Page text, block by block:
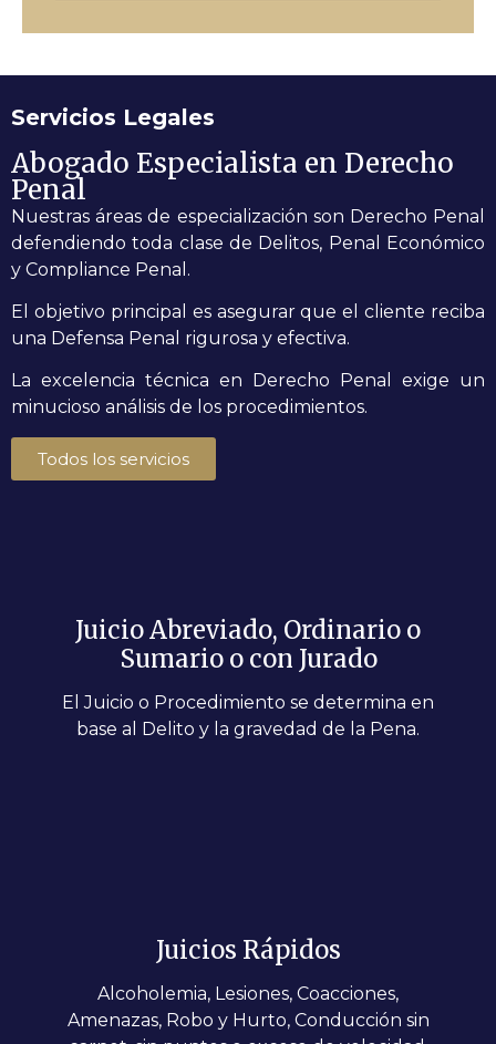
Servicios Legales
Abogado Especialista en Derecho
Penal
Nuestras áreas de especialización son Derecho Penal
defendiendo toda clase de Delitos, Penal Económico
y Compliance Penal.
El objetivo principal es asegurar que el cliente reciba
una Defensa Penal rigurosa y efectiva.
La excelencia técnica en Derecho Penal exige un
minucioso análisis de los procedimientos.
Todos los servicios
Juicio Abreviado, Ordinario o
Sumario o con Jurado
El Juicio o Procedimiento se determina en
base al Delito y la gravedad de la Pena.
Juicios Rápidos
Alcoholemia, Lesiones, Coacciones,
Amenazas, Robo y Hurto, Conducción sin